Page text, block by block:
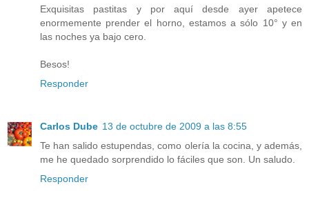
Exquisitas pastitas y por aquí desde ayer apetece
enormemente prender el horno, estamos a sólo 10° y en
las noches ya bajo cero.
Besos!
Responder
Carlos Dube 13 de octubre de 2009 a las 8:55
Te han salido estupendas, como olería la cocina, y además,
me he quedado sorprendido lo fáciles que son. Un saludo.
Responder